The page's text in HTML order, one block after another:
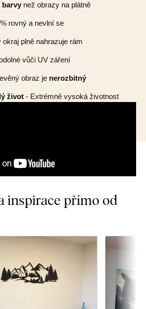
barvy než obrazy na plátně
rovný a nevlní se
okraj plně nahrazuje rám
vůči UV záření
obraz je nerozbitný
život - Extrémně vysoká životnost
inspirace přímo od